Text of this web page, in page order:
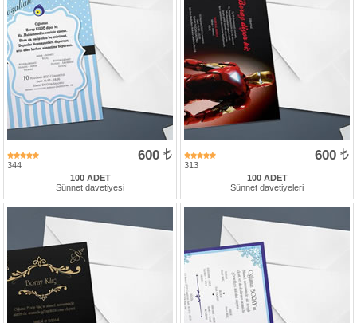
344
600
100 ADET
Sünnet davetiyesi
313
600
100 ADET
Sünnet davetiyeleri